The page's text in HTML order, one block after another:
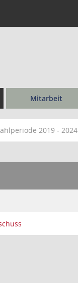
Mitarbeit
2019 - 2024